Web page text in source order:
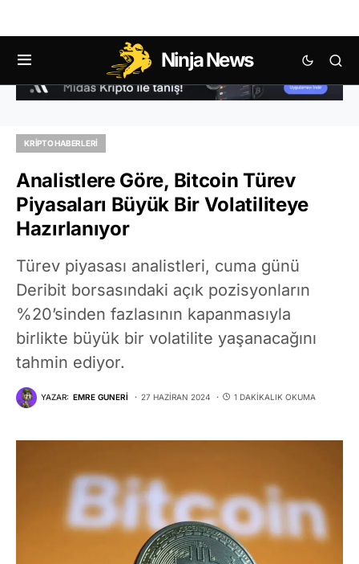
Ninja News
KRIPTO HABERLERI
Analistlere Göre, Bitcoin Türev
Piyasaları Büyük Bir Volatiliteye
Hazırlanıyor
Türev piyasası analistleri, cuma günü
Deribit borsasındaki açık pozisyonların
%20’sinden fazlasının kapanmasıyla
birlikte büyük bir volatilite yaşanacağını
tahmin ediyor.
YAZAR: EMRE GUNERI 27 HAZIRAN 2024 1 DAKIKALIK OKUMA